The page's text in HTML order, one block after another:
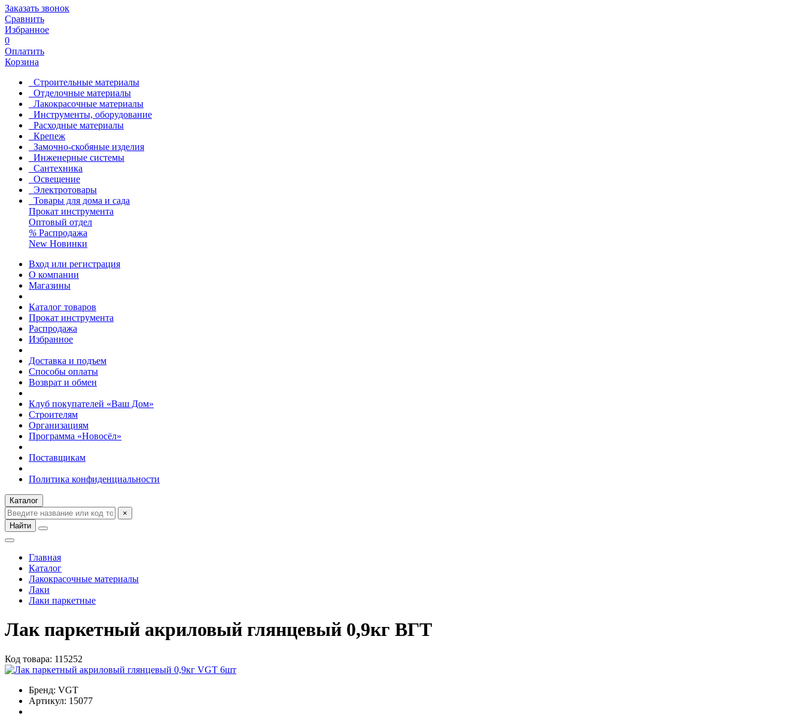
Заказать звонок
Сравнить
Избранное
0
Оплатить
Корзина
Строительные материалы
Отделочные материалы
Лакокрасочные материалы
Инструменты, оборудование
Расходные материалы
Крепеж
Замочно-скобяные изделия
Инженерные системы
Сантехника
Освещение
Электротовары
Товары для дома и сада
Прокат инструмента
Оптовый отдел
% Распродажа
New Новинки
Вход или регистрация
О компании
Магазины
Каталог товаров
Прокат инструмента
Распродажа
Избранное
Доставка и подъем
Способы оплаты
Возврат и обмен
Клуб покупателей «Ваш Дом»
Строителям
Организациям
Программа «Новосёл»
Поставщикам
Политика конфиденциальности
Каталог
×
Найти
Главная
Каталог
Лакокрасочные материалы
Лаки
Лаки паркетные
Лак паркетный акриловый глянцевый 0,9кг ВГТ
Код товара: 115252
Бренд: VGT
Артикул: 15077